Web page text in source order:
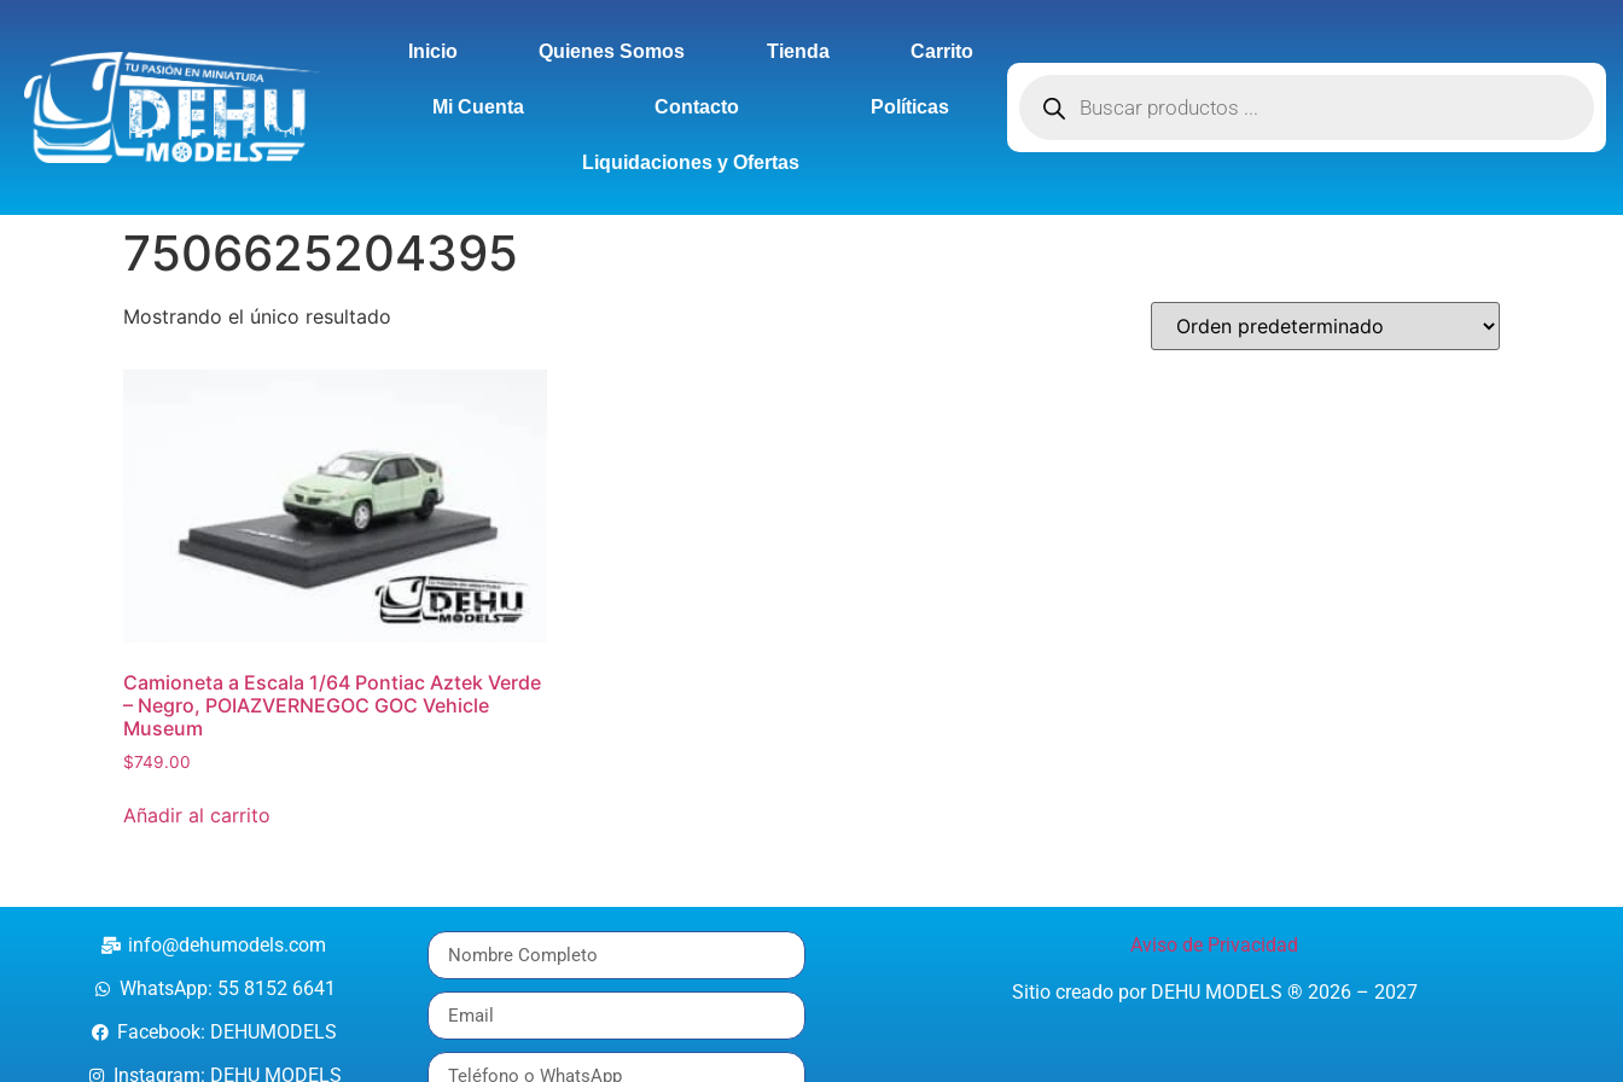
Inicio Quienes Somos Tienda Carrito
Mi Cuenta Contacto Políticas
Liquidaciones y Ofertas
7506625204395
Mostrando el único resultado
Camioneta a Escala 1/64 Pontiac Aztek Verde
– Negro, POIAZVERNEGOC GOC Vehicle
Museum
$749.00
Añadir al carrito
info@dehumodels.com
WhatsApp: 55 8152 6641
Facebook: DEHUMODELS
Instagram: DEHU MODELS
Aviso de Privacidad
Sitio creado por DEHU MODELS ® 2026 – 2027